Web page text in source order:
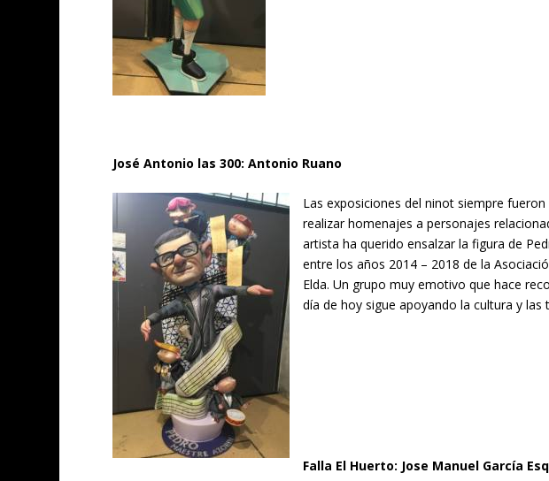
José Antonio las 300: Antonio Ruano
Las exposiciones del ninot siempre
realizar homenajes a personajes
artista ha querido ensalzar la figura de
entre los años 2014 – 2018 de la
Elda. Un grupo muy emotivo que hace
día de hoy sigue apoyando la cultura y las
Falla El Huerto: Jose Manuel García